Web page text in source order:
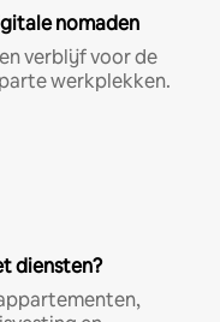
nomaden
verblijf voor de
werkplekken.
diensten?